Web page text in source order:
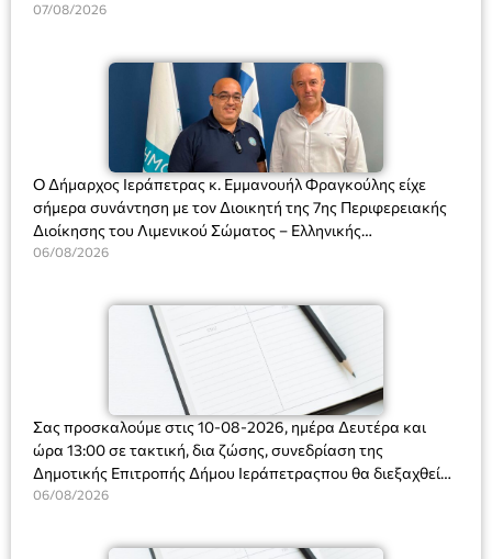
Διευθύντριας του σχολείου κας Μαριάννας Χαΐτα.
07/08/2026
Ο Δήμαρχος Ιεράπετρας κ. Εμμανουήλ Φραγκούλης είχε
σήμερα συνάντηση με τον Διοικητή της 7ης Περιφερειακής
Διοίκησης του Λιμενικού Σώματος – Ελληνικής
Ακτοφυλακής (Λ.Σ.-ΕΛ.ΑΚΤ.), Αρχιπλοίαρχο Λ.Σ. κ. Ιωάννη
06/08/2026
Σας προσκαλούμε στις 10-08-2026, ημέρα Δευτέρα και
ώρα 13:00 σε τακτική, δια ζώσης, συνεδρίαση της
Δημοτικής Επιτροπής Δήμου Ιεράπετραςπου θα διεξαχθεί
στο Δημοτικό Κατάστημα, Δημοκρατίας 31 στην αίθουσα
και λήψη αποφάσεων στα παρακάτω θέματα:
06/08/2026